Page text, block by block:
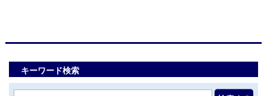
キーワード検索